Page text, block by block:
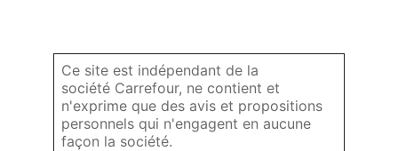
Ce site est indépendant de la
société Carrefour, ne contient et
n'exprime que des avis et propositions
personnels qui n'engagent en aucune
façon la société.